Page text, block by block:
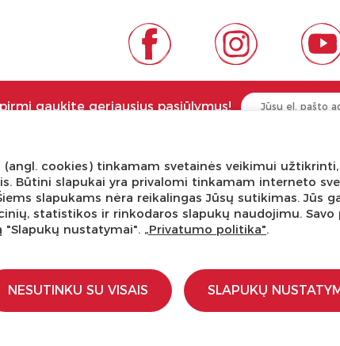
gaukite geriausius pasiūlymus!
NAUDINGA ŽINOTI
Tinklaraštis
Kodomo edukacijos
Kūrybinės dirbtuvės
Ugdymo įstaigoms
Kur įsigyti
APIE PREKĖS
Kas yra LaQ?
BRAIN BUILDERS
IWAKO trintukai-
(angl. cookies) tinkamam svetainės veikimui užtikrinti,
Būtini slapukai yra privalomi tinkamam interneto
slapukams nėra reikalingas Jūsų sutikimas. Jūs
statistikos ir rinkodaros slapukų naudojimu. Savo
nustatymai". „Privatumo politika".
NESUTINKU SU VISAIS SLAPUKŲ